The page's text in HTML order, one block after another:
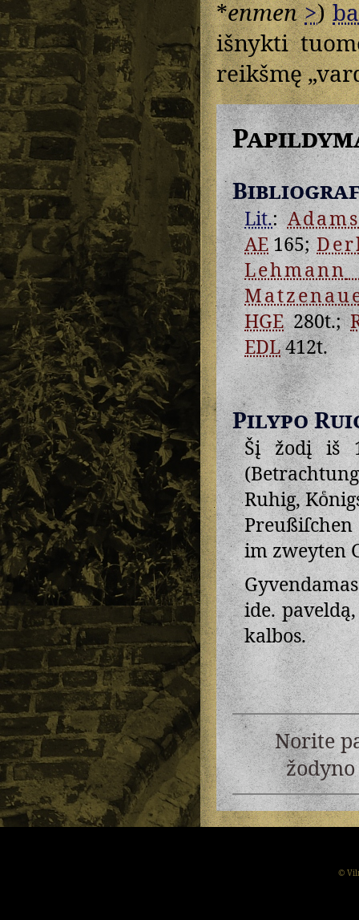
*enmen >)
išnykti
reikšmę
Lit.:Adams
AE165;
Lehmann
HGE280t.;
EDL412t.
Pilypo
Šį žodį iš
Ruhig,
im zweyten
ide.
kalbos.
Norite
©